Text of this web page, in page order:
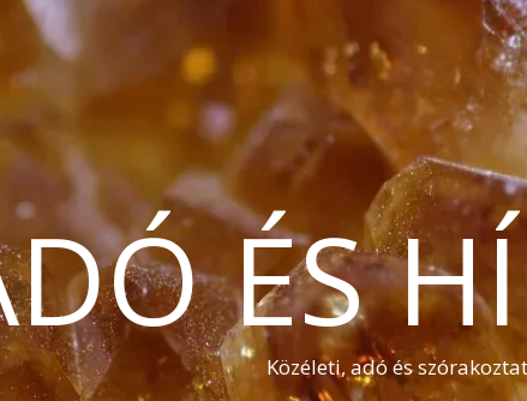
ÉS
Közéleti, adó és